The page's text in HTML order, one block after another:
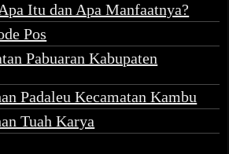
Itu dan Apa Manfaatnya?
Pos
Pabuaran Kabupaten
Padaleu Kecamatan Kambu
Tuah Karya